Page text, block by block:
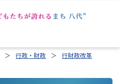
行政・財政
行財政改革